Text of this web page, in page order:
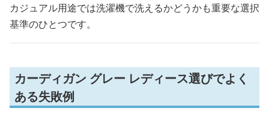
カジュアル用途では洗濯機で洗えるかどうかも重要な選択
基準のひとつです。
カーディガン グレー レディース選びでよく
ある失敗例